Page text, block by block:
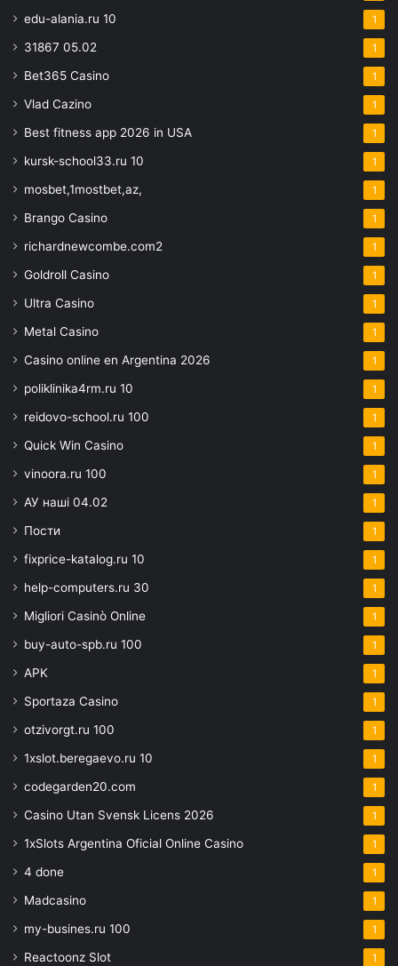
edu-alania.ru 10 1
31867 05.02 1
Bet365 Casino 1
Vlad Cazino 1
Best fitness app 2026 in USA 1
kursk-school33.ru 10 1
mosbet,1mostbet,az, 1
Brango Casino 1
richardnewcombe.com2 1
Goldroll Casino 1
Ultra Casino 1
Metal Casino 1
Casino online en Argentina 2026 1
poliklinika4rm.ru 10 1
reidovo-school.ru 100 1
Quick Win Casino 1
vinoora.ru 100 1
АУ наші 04.02 1
Пости 1
fixprice-katalog.ru 10 1
help-computers.ru 30 1
Migliori Casinò Online 1
buy-auto-spb.ru 100 1
APK 1
Sportaza Casino 1
otzivorgt.ru 100 1
1xslot.beregaevo.ru 10 1
codegarden20.com 1
Casino Utan Svensk Licens 2026 1
1xSlots Argentina Oficial Online Casino 1
4 done 1
Madcasino 1
my-busines.ru 100 1
Reactoonz Slot 1